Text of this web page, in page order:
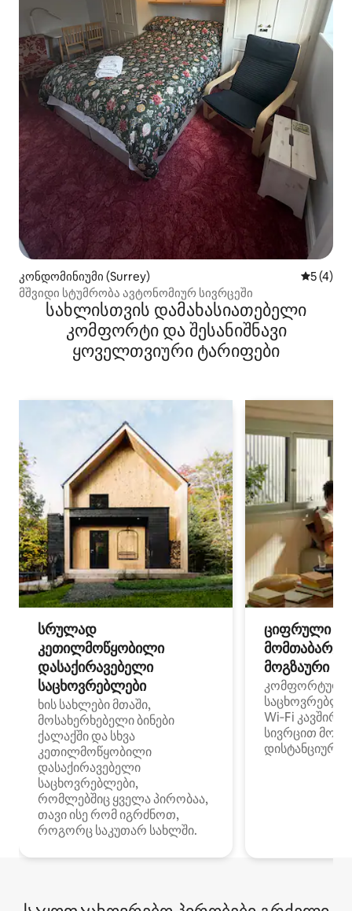
კონდომინიუმი (Surrey)
5 (4)
მშვიდი სტუმრობა ავტონომიურ სივრცეში
სახლისთვის დამახასიათებელი
კომფორტი და შესანიშნავი
ყოველთვიური ტარიფები
სრულად
კეთილმოწყობილი
დასაქირავებელი
საცხოვრებლები
ხის სახლები მთაში,
მოსახერხებელი ბინები
ქალაქში და სხვა
კეთილმოწყობილი
დასაქირავებელი
საცხოვრებლები,
რომლებშიც ყველა პირობაა,
თავი ისე რომ იგრძნოთ,
როგორც საკუთარ სახლში.
ციფრული
მოგზაური
კომფორტული
Wi‑Fi
სივრცით
დისტანციური